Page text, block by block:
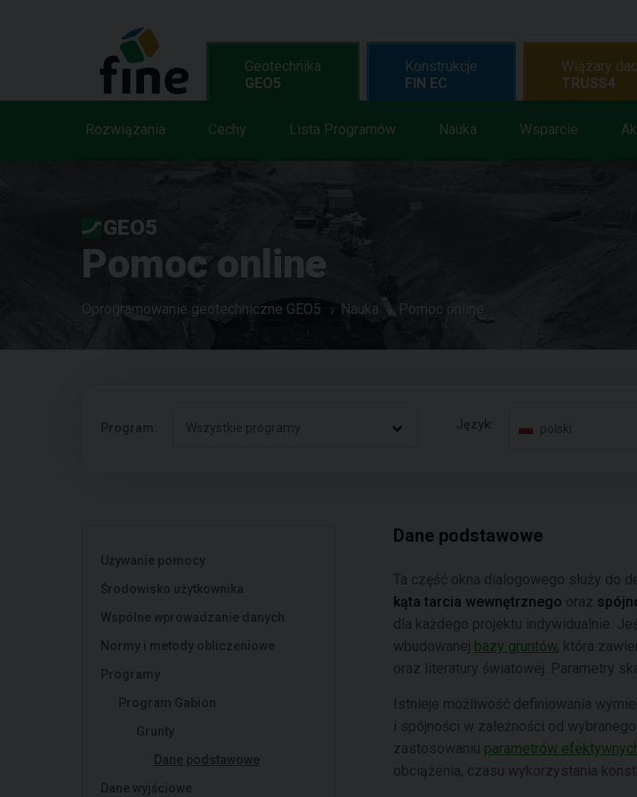
Geotechnika
GEO5
Rozwiązania Cechy Lista Programów Nauka Wsparcie
Konstrukcje
FIN EC
Wiązary
TRUSS4
GEO5
Pomoc online
Oprogramowanie geotechniczne GEO5 Nauka Pomoc online
Program: Wszystkie programy Język: polski
Używanie pomocy
Środowisko użytkownika
Wspólne wprowadzanie danych
Normy i metody obliczeniowe
Programy
Program Gabion
Grunty
Dane podstawowe
Dane wyjściowe
Dane podstawowe
Ta część okna dialogowego służy do
kąta tarcia wewnętrznego oraz
dla każdego projektu indywidualnie.
wbudowanej bazy gruntów, która
oraz literatury światowej. Parametry
Istnieje możliwość definiowania
i spójności w zależności od
zastosowaniu parametrów
obciążenia, czasu wykorzystania